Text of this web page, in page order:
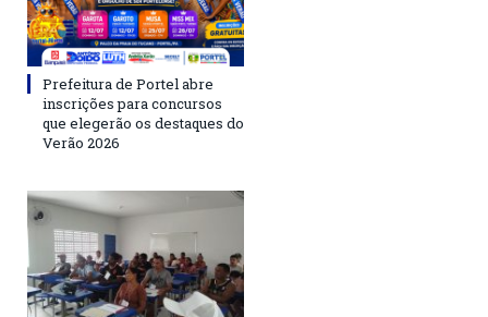
Prefeitura de Portel abre
inscrições para concursos
que elegerão os destaques do
Verão 2026